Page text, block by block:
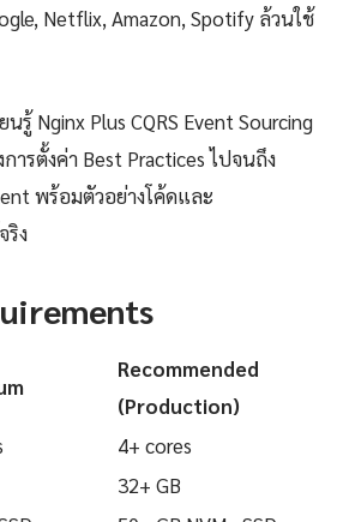
Netflix, Amazon, Spotify ล้วนใช้
Nginx Plus CQRS Event Sourcing
ารตั้งค่า Best Practices ไปจนถึง
พร้อมตัวอย่างโค้ดและ
ริง
Recommended
(Production)
4+ cores
32+ GB